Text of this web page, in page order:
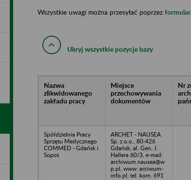
Wszystkie uwagi można przesyłać poprzez
Ukryj wszystkie pozycje bazy
Nazwa
zlikwidowanego
zakładu pracy
Miejsce
przechowywania
dokumentów
Nr
Spółdzielnia Pracy
Sprzętu Medycznego
COMMED - Gdańsk i
Sopot
ARCHET - NAUSEA
Sp. z o.o., 80-426
Gdańsk, al. Gen. J.
Hallera 60/3, e-mail:
archiwum.nausea@w
p.pl, www: arciwum-
info.pl; tel. kom. 691